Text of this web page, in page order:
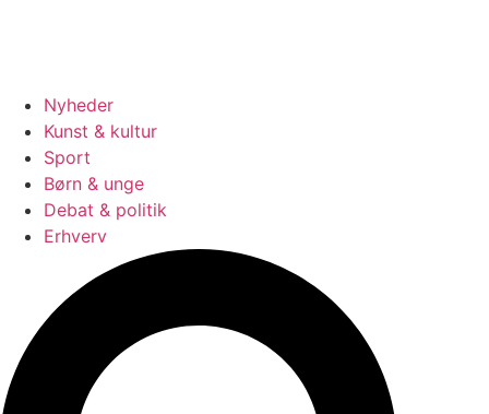
Nyheder
Kunst & kultur
Sport
Børn & unge
Debat & politik
Erhverv